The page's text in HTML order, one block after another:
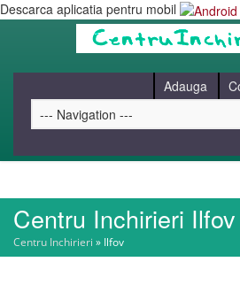
Descarca aplicatia pentru mobil
Adauga
HOME
Centru Inchirieri Ilfov
Centru Inchirieri » Ilfov